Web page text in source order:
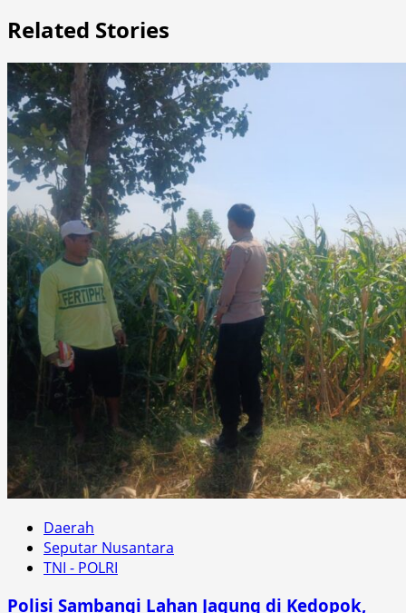
Related Stories
Daerah
Seputar Nusantara
TNI - POLRI
Polisi Sambangi Lahan Jagung di Kedopok,